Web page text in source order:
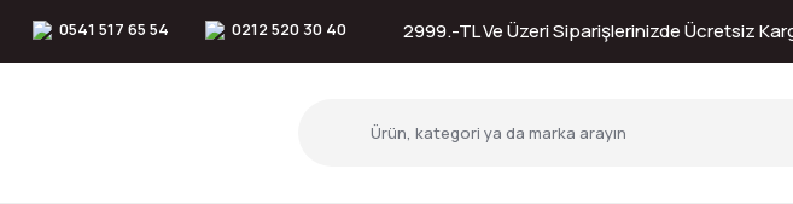
0541 517 65 54 0212 520 30 40 2999.-TL Ve Üzeri Siparişlerinizde Ücretsiz